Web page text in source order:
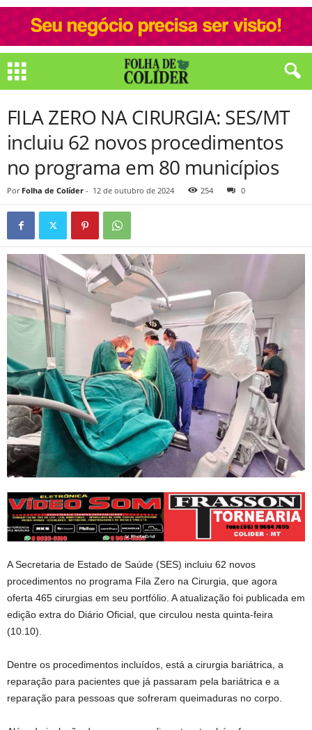
FILA ZERO NA CIRURGIA: SES/MT
incluiu 62 novos procedimentos
no programa em 80 municípios
Por Folha de Colíder - 12 de outubro de 2024 254 0
A Secretaria de Estado de Saúde (SES) incluiu 62 novos
procedimentos no programa Fila Zero na Cirurgia, que agora
oferta 465 cirurgias em seu portfólio. A atualização foi publicada em
edição extra do Diário Oficial, que circulou nesta quinta-feira
(10.10).
Dentre os procedimentos incluídos, está a cirurgia bariátrica, a
reparação para pacientes que já passaram pela bariátrica e a
reparação para pessoas que sofreram queimaduras no corpo.